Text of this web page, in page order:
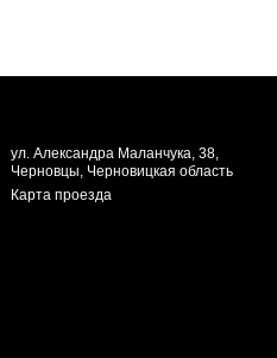
ул. Александра Маланчука, 38,
Черновцы, Черновицкая область
Карта проезда